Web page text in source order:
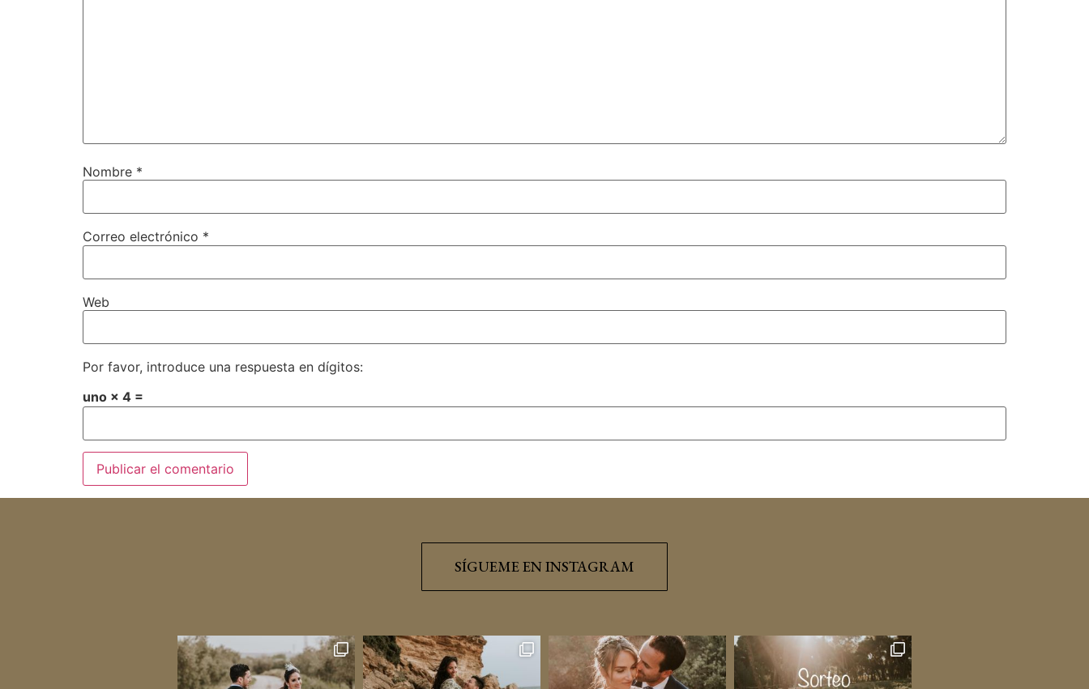
Nombre *
Correo electrónico *
Web
Por favor, introduce una respuesta en dígitos:
uno × 4 =
SÍGUEME EN INSTAGRAM